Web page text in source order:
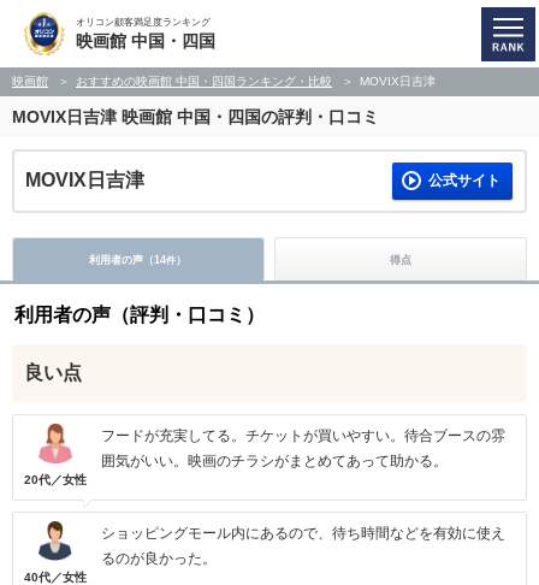
オリコン顧客満足度ランキング
映画館 中国・四国
映画館 おすすめの映画館 中国・四国ランキング・比較 MOVIX日吉津
MOVIX日吉津 映画館 中国・四国の評判・口コミ
MOVIX日吉津 公式サイト
利用者の声（14件） 得点
利用者の声（評判・口コミ）
良い点
20代／女性
フードが充実してる。チケットが買いやすい。待合ブースの雰
囲気がいい。映画のチラシがまとめてあって助かる。
40代／女性
ショッピングモール内にあるので、待ち時間などを有効に使え
るのが良かった。